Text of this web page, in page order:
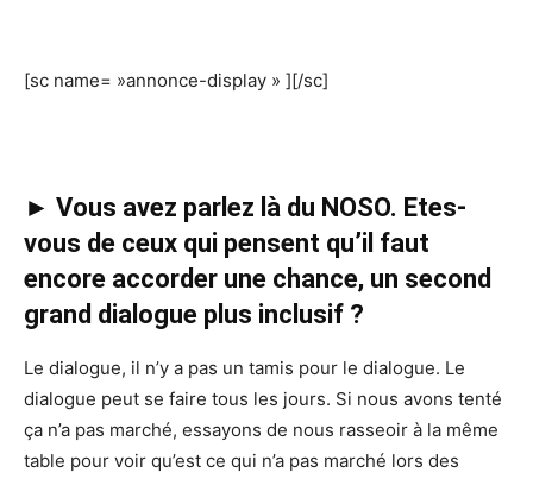
[sc name= »annonce-display » ][/sc]
► Vous avez parlez là du NOSO. Etes-
vous de ceux qui pensent qu’il faut
encore accorder une chance, un second
grand dialogue plus inclusif ?
Le dialogue, il n’y a pas un tamis pour le dialogue. Le
dialogue peut se faire tous les jours. Si nous avons tenté
ça n’a pas marché, essayons de nous rasseoir à la même
table pour voir qu’est ce qui n’a pas marché lors des